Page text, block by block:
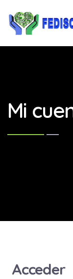
Mi
Acceder